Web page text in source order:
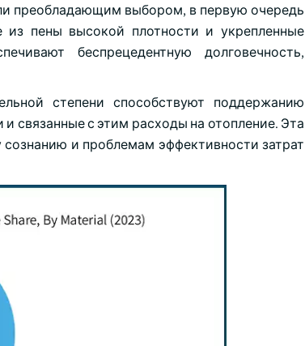
преобладающим выбором, в первую очередь
из пены высокой плотности и укрепленные
беспрецедентную долговечность,
степени способствуют поддержанию
связанные с этим расходы на отопление. Эта
и проблемам эффективности затрат